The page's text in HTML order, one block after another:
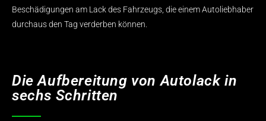
Beschädigungen am Lack des Fahrzeugs, die einem Autoliebhaber
durchaus den Tag verderben können.
Die Aufbereitung von Autolack in
sechs Schritten